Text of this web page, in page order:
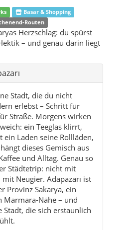
Basar & Shopping
Routen
Herzschlag: du spürst
– und genau darin liegt
Stadt, die du nicht
erlebst – Schritt für
Straße. Morgens wirken
ein Teeglas klirrt,
Laden seine Rollläden,
dieses Gemisch aus
und Alltag. Genau so
Städtetrip: nicht mit
Neugier. Adapazarı ist
Provinz Sakarya, ein
Marmara-Nähe – und
Stadt, die sich erstaunlich